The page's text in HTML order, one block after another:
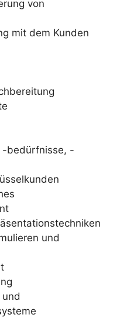
von
mit dem Kunden
-bedürfnisse, -
und